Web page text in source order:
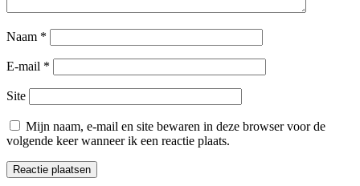
Naam *
E-mail *
Site
Mijn naam, e-mail en site bewaren in deze browser voor de
volgende keer wanneer ik een reactie plaats.